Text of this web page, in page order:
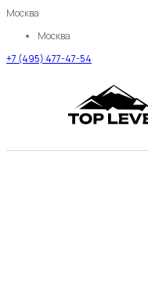
Москва
Москва
+7 (495) 477-47-54